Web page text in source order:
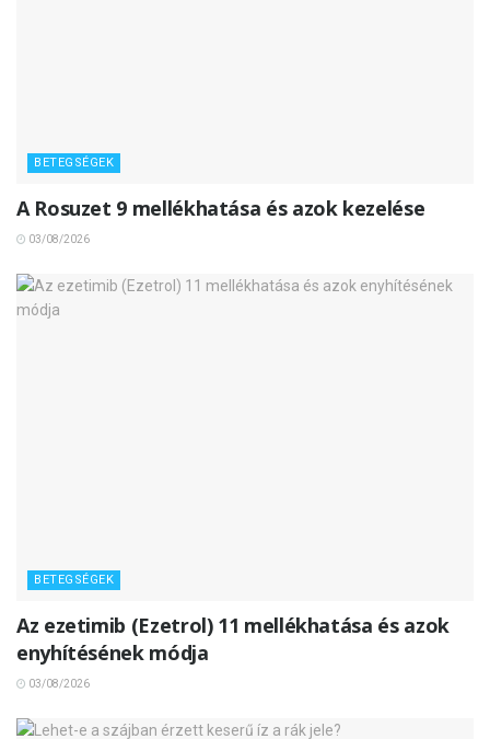
BETEGSÉGEK
A Rosuzet 9 mellékhatása és azok kezelése
03/08/2026
BETEGSÉGEK
Az ezetimib (Ezetrol) 11 mellékhatása és azok
enyhítésének módja
03/08/2026